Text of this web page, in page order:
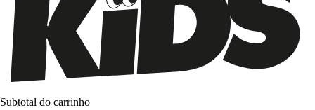
Subtotal do carrinho